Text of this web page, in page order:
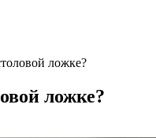
ложке?
ложке?